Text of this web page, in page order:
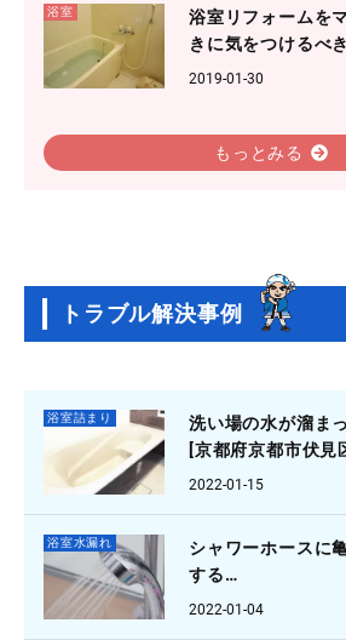
浴室
浴室リフォームを
きに気をつけるべ
2019-01-30
もっとみる
トラブル解決事例
浴室詰まり
洗い場の水が溜ま
[京都府京都市伏見
2022-01-15
浴室水漏れ
シャワーホースに
する
[大阪府羽曳野市]
2022-01-04